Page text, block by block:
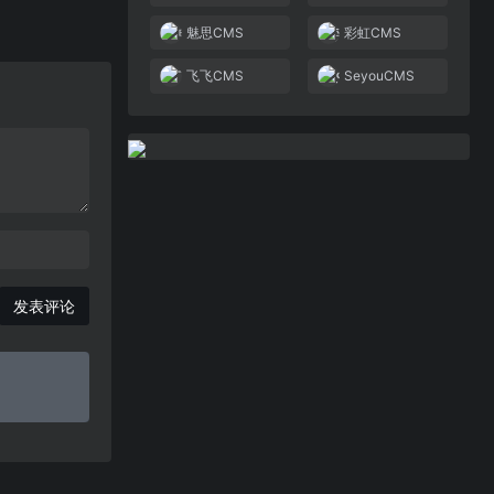
发表评论
魅思CMS 彩虹CMS
飞飞CMS SeyouCMS